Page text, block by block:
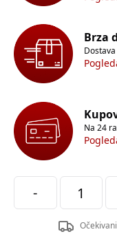
Brza
Na 24
-